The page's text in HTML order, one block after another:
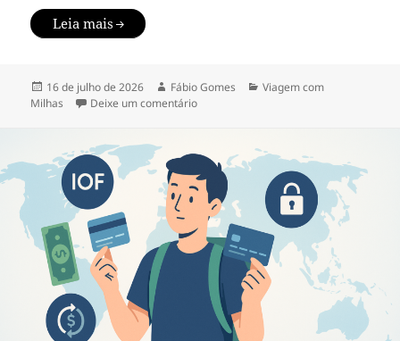
Leia mais
Publicado
em
16 de julho de 2026 Autor
Fábio Gomes Categorias
Viagem com
Milhas
Deixe um comentárioem Como acumular milhas aéreas e